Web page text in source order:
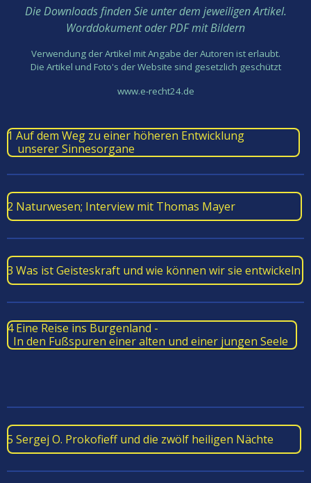
Die Downloads finden Sie unter dem jeweiligen Artikel.
Worddokument oder PDF mit Bildern
Verwendung der Artikel mit Angabe der Autoren ist erlaubt.
Die Artikel und Foto's der Website sind gesetzlich geschützt
www.e-recht24.de
1 Auf dem Weg zu einer höheren Entwicklung
unserer Sinnesorgane
2 Naturwesen; Interview mit Thomas Mayer
3 Was ist Geisteskraft und wie können wir sie entwickeln
4 Eine Reise ins Burgenland -
In den Fußspuren einer alten und einer jungen Seele
5 Sergej O. Prokofieff und die zwölf heiligen Nächte